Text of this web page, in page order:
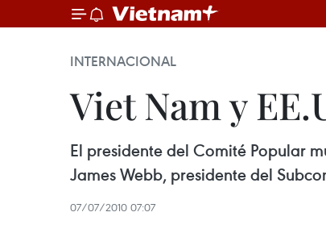
INTERNACIONAL
Viet Nam y
El presidente del Comité Popular
James Webb, presidente del
07/07/2010 07:07